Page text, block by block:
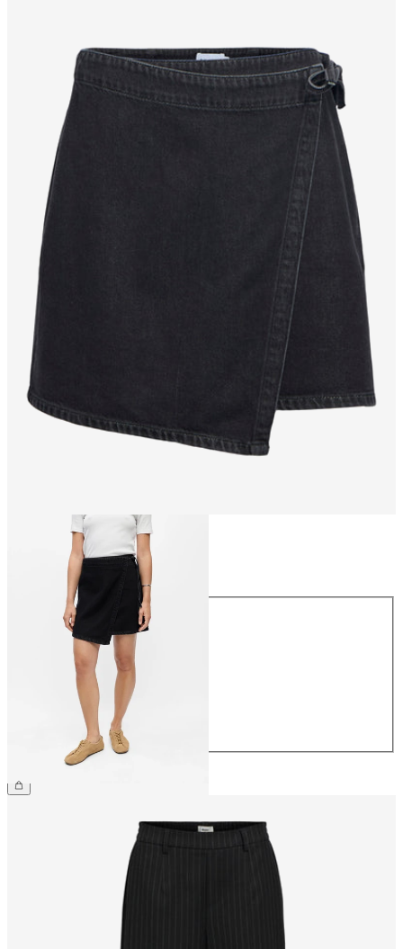
Storlek
599,95 kr